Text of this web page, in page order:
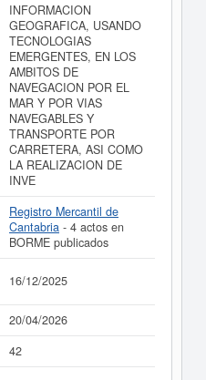
INFORMACION
GEOGRAFICA, USANDO
TECNOLOGIAS
EMERGENTES, EN LOS
AMBITOS DE
NAVEGACION POR EL
MAR Y POR VIAS
NAVEGABLES Y
TRANSPORTE POR
CARRETERA, ASI COMO
LA REALIZACION DE
INVE
Registro Mercantil de
Cantabria - 4 actos en
BORME publicados
16/12/2025
20/04/2026
42